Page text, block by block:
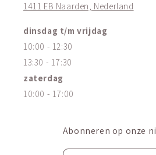
1411 EB Naarden, Nederland
dinsdag t/m vrijdag
10:00 - 12:30
13:30 - 17:30
zaterdag
10:00 - 17:00
Abonneren op onze